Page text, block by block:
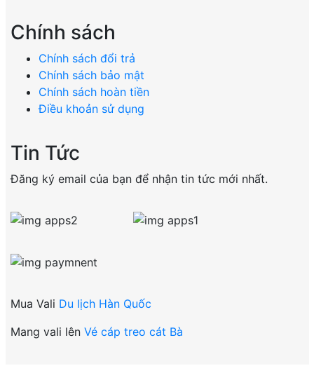
Chính sách
Chính sách đổi trả
Chính sách bảo mật
Chính sách hoàn tiền
Điều khoản sử dụng
Tin Tức
Đăng ký email của bạn để nhận tin tức mới nhất.
Mua Vali Du lịch Hàn Quốc
Mang vali lên Vé cáp treo cát Bà